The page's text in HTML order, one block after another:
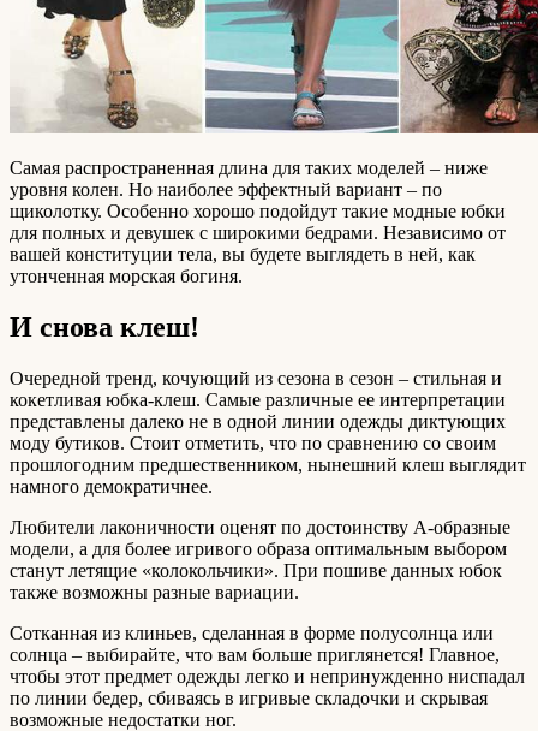
Самая распространенная длина для таких моделей – ниже
уровня колен. Но наиболее эффектный вариант – по
щиколотку. Особенно хорошо подойдут такие модные юбки
для полных и девушек с широкими бедрами. Независимо от
вашей конституции тела, вы будете выглядеть в ней, как
утонченная морская богиня.
И снова клеш!
Очередной тренд, кочующий из сезона в сезон – стильная и
кокетливая юбка-клеш. Самые различные ее интерпретации
представлены далеко не в одной линии одежды диктующих
моду бутиков. Стоит отметить, что по сравнению со своим
прошлогодним предшественником, нынешний клеш выглядит
намного демократичнее.
Любители лаконичности оценят по достоинству А-образные
модели, а для более игривого образа оптимальным выбором
станут летящие «колокольчики». При пошиве данных юбок
также возможны разные вариации.
Сотканная из клиньев, сделанная в форме полусолнца или
солнца – выбирайте, что вам больше приглянется! Главное,
чтобы этот предмет одежды легко и непринужденно ниспадал
по линии бедер, сбиваясь в игривые складочки и скрывая
возможные недостатки ног.